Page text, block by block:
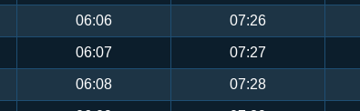
06:06 07:26
06:07 07:27
06:08 07:28